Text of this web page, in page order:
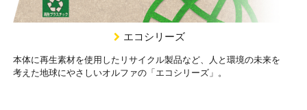
エコシリーズ
本体に再生素材を使用したリサイクル製品など、人と環境の未来を
考えた地球にやさしいオルファの「エコシリーズ」。